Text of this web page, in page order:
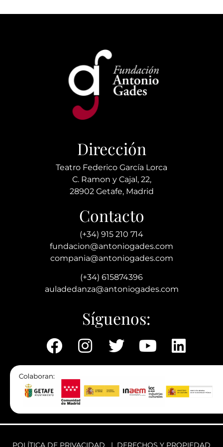
Dirección
Teatro Federico García Lorca
C. Ramon y Cajal, 22,
28902 Getafe, Madrid
Contacto
(+34) 915 210 714
fundacion@antoniogades.com
compania@antoniogades.com
(+34) 615874396
auladedanza@antoniogades.com
Síguenos:
POLÍTICA DE PRIVACIDAD | DERECHOS Y PROPIEDAD